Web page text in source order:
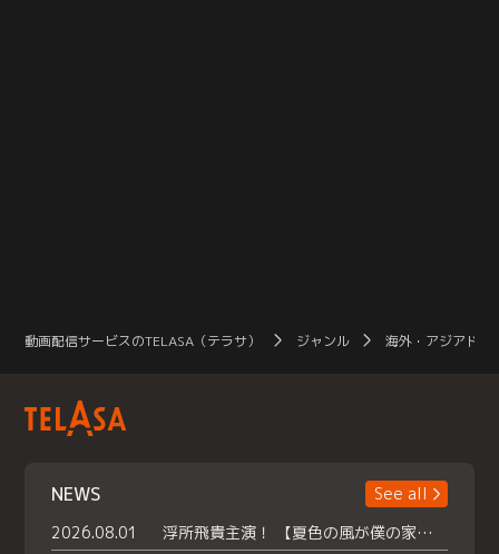
動画配信サービスのTELASA（テラサ） ジャンル 海外・アジアドラ
NEWS
See all
2026.08.01
浮所飛貴主演！ 【夏色の風が僕の家にやってきた】 本日よりテラサで独占配信スタート！